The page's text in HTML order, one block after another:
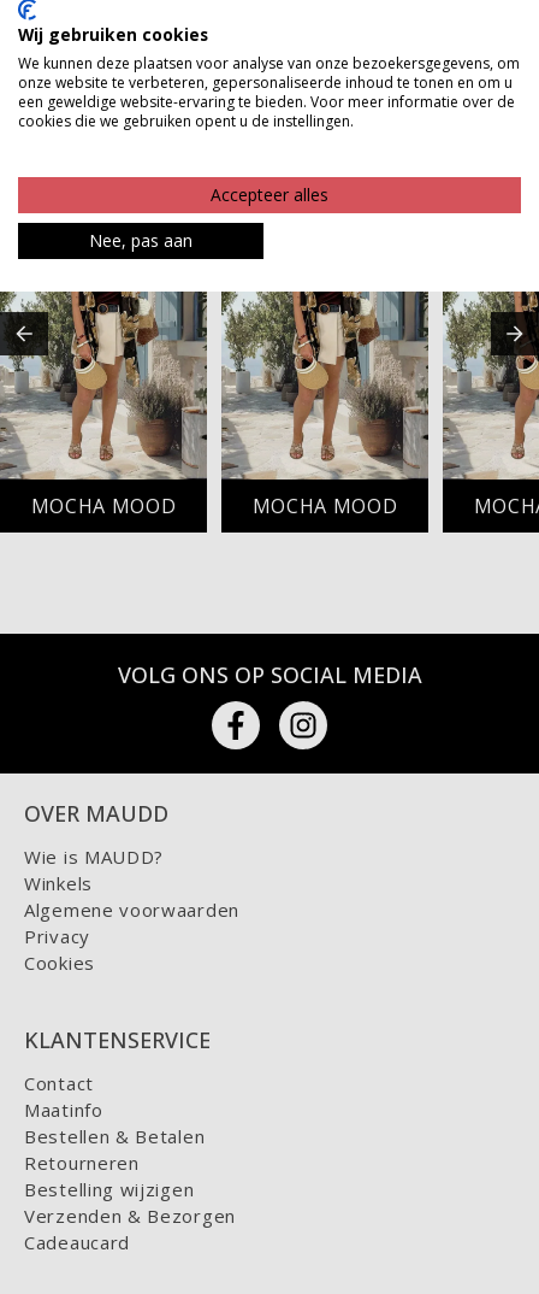
Product kenmerken
Betaalinformatie
MOCHA MOOD MOCHA MOOD
VOLG ONS OP SOCIAL MEDIA
OVER MAUDD
Wie is MAUDD?
Winkels
Algemene voorwaarden
Privacy
Cookies
KLANTENSERVICE
Contact
Maatinfo
Bestellen & Betalen
Retourneren
Bestelling wijzigen
Verzenden & Bezorgen
Cadeaucard
Wij gebruiken cookies
We kunnen deze plaatsen voor analyse van onze bezoekersgegevens, om
onze website te verbeteren, gepersonaliseerde inhoud te tonen en om u
een geweldige website-ervaring te bieden. Voor meer informatie over de
cookies die we gebruiken opent u de instellingen.
Accepteer alles
Nee, pas aan